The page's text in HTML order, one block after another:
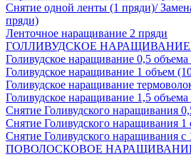
Снятие одной ленты (1 пряди)/
пряди)
Ленточное наращивание 2 пряди
ГОЛЛИВУДСКОЕ
Голивудское наращивание 0,5 объема
Голивудское наращивание 1 объем
Голивудское наращивание
Голивудское наращивание 1,5 объема
Снятие Голивудского наращивания
Снятие Голивудского наращивания 1
Снятие Голивудского наращивания с
ПОВОЛОСКОВОЕ